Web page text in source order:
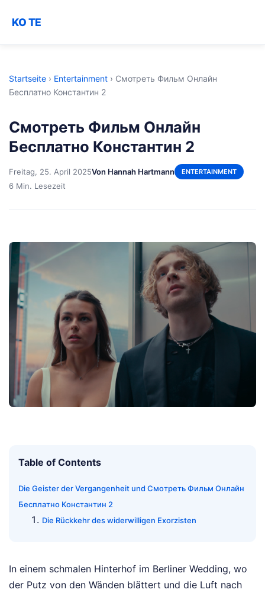
KO TE
Startseite › Entertainment › Смотреть Фильм Онлайн
Бесплатно Константин 2
Смотреть Фильм Онлайн
Бесплатно Константин 2
Freitag, 25. April 2025Von Hannah Hartmann ENTERTAINMENT
6 Min. Lesezeit
Table of Contents
Die Geister der Vergangenheit und Смотреть Фильм Онлайн
Бесплатно Константин 2
Die Rückkehr des widerwilligen Exorzisten
In einem schmalen Hinterhof im Berliner Wedding, wo
der Putz von den Wänden blättert und die Luft nach